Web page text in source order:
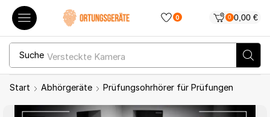
0 0 0,00 €
Suche Versteckte Kamera
Start Abhörgeräte Prüfungsohrhörer für Prüfungen